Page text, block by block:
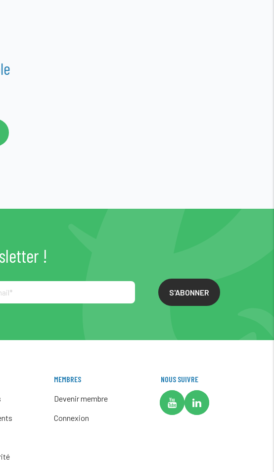
!
S'ABONNER
MEMBRES
Devenir membre
Connexion
NOUS SUIVRE